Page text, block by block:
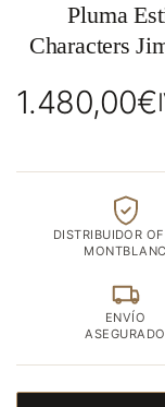
Pluma
Characters
1.480,00€
DISTRIBUIDOR
MONTBLANC
ENVÍO
ASEGURADO